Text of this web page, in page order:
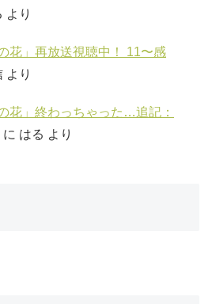
より
花」再放送視聴中！ 11〜感
より
花」終わっちゃった…追記：
に はる より